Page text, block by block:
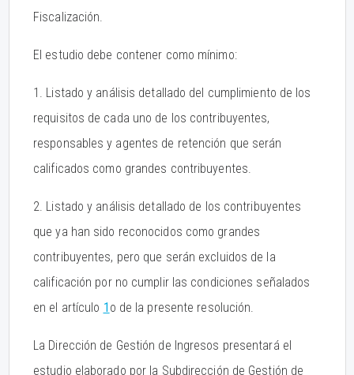
Fiscalización.
El estudio debe contener como mínimo:
1. Listado y análisis detallado del cumplimiento de los
requisitos de cada uno de los contribuyentes,
responsables y agentes de retención que serán
calificados como grandes contribuyentes.
2. Listado y análisis detallado de los contribuyentes
que ya han sido reconocidos como grandes
contribuyentes, pero que serán excluidos de la
calificación por no cumplir las condiciones señalados
en el artículo 1o de la presente resolución.
La Dirección de Gestión de Ingresos presentará el
estudio elaborado por la Subdirección de Gestión de